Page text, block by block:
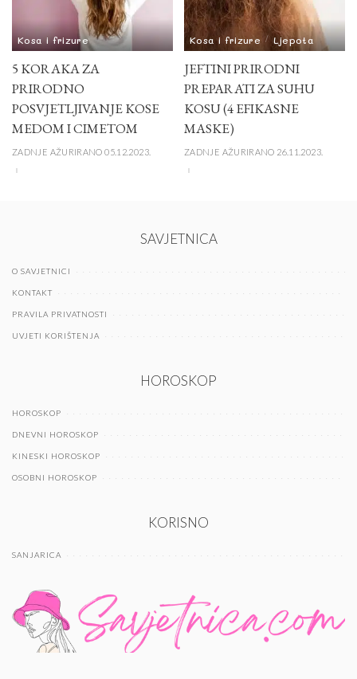
Kosa i frizure
5 KORAKA ZA
PRIRODNO
POSVJETLJIVANJE KOSE
MEDOM I CIMETOM
ZADNJE AŽURIRANO 05.12.2023.
Kosa i frizure Ljepota
JEFTINI PRIRODNI
PREPARATI ZA SUHU
KOSU (4 EFIKASNE
MASKE)
ZADNJE AŽURIRANO 26.11.2023.
SAVJETNICA
O SAVJETNICI
KONTAKT
PRAVILA PRIVATNOSTI
UVJETI KORIŠTENJA
HOROSKOP
HOROSKOP
DNEVNI HOROSKOP
KINESKI HOROSKOP
OSOBNI HOROSKOP
KORISNO
SANJARICA